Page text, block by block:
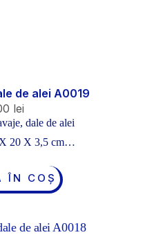
de alei A0019
lei
dale de alei
20 X 3,5 cm…
ÎN COȘ